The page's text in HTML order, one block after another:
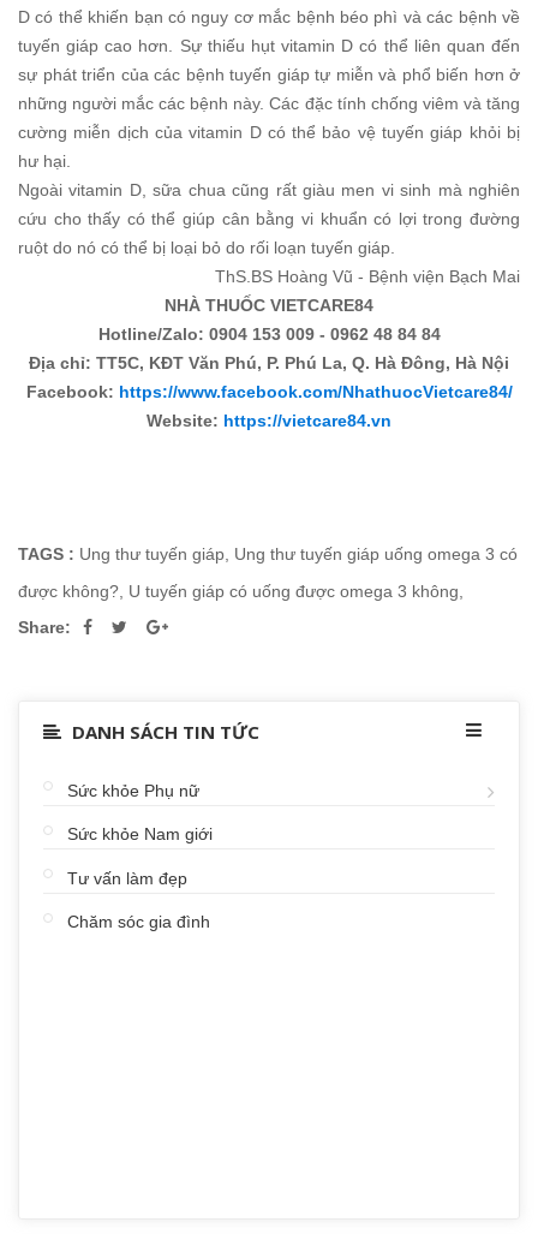
D có thể khiến bạn có nguy cơ mắc bệnh béo phì và các bệnh về
tuyến giáp cao hơn. Sự thiếu hụt vitamin D có thể liên quan đến
sự phát triển của các bệnh tuyến giáp tự miễn và phổ biến hơn ở
những người mắc các bệnh này. Các đặc tính chống viêm và tăng
cường miễn dịch của vitamin D có thể bảo vệ tuyến giáp khỏi bị
hư hại.
Ngoài vitamin D, sữa chua cũng rất giàu men vi sinh mà nghiên
cứu cho thấy có thể giúp cân bằng vi khuẩn có lợi trong đường
ruột do nó có thể bị loại bỏ do rối loạn tuyến giáp.
ThS.BS Hoàng Vũ - Bệnh viện Bạch Mai
NHÀ THUỐC VIETCARE84
Hotline/Zalo: 0904 153 009 - 0962 48 84 84
Địa chỉ: TT5C, KĐT Văn Phú, P. Phú La, Q. Hà Đông, Hà Nội
Facebook: https://www.facebook.com/NhathuocVietcare84/
Website: https://vietcare84.vn
TAGS : Ung thư tuyến giáp, Ung thư tuyến giáp uống omega 3 có
được không?, U tuyến giáp có uống được omega 3 không,
Share:
DANH SÁCH TIN TỨC
Sức khỏe Phụ nữ
Sức khỏe Nam giới
Tư vấn làm đẹp
Chăm sóc gia đình